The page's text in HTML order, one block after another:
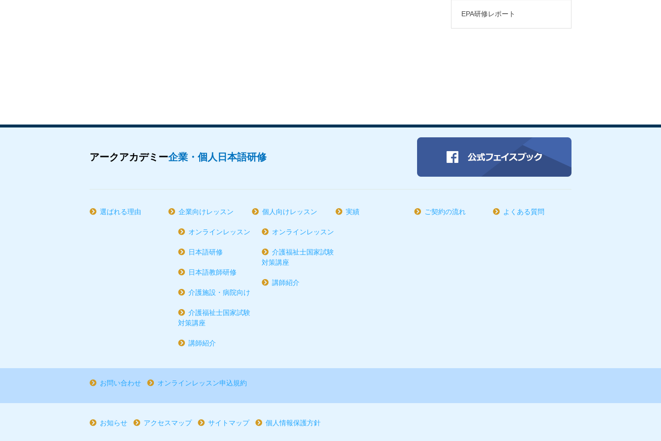
EPA研修レポート
アークアカデミー企業・個人日本語研修
選ばれる理由 企業向けレッスン
オンラインレッスン
日本語研修
日本語教師研修
介護施設・病院向け
介護福祉士国家試験
対策講座
講師紹介
個人向けレッスン
オンラインレッスン
介護福祉士国家試験
対策講座
講師紹介
実績 ご契約の流れ よくある質問
お問い合わせ オンラインレッスン申込規約
お知らせ アクセスマップ サイトマップ 個人情報保護方針